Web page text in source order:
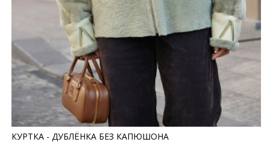
КУРТКА - ДУБЛЁНКА БЕЗ КАПЮШОНА